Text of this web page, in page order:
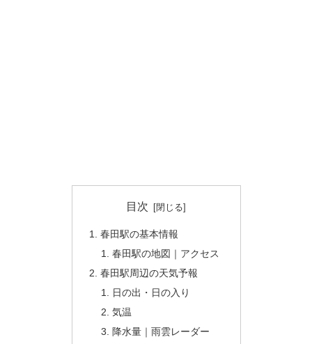
目次
春田駅の基本情報
春田駅の地図｜アクセス
春田駅周辺の天気予報
日の出・日の入り
気温
降水量｜雨雲レーダー